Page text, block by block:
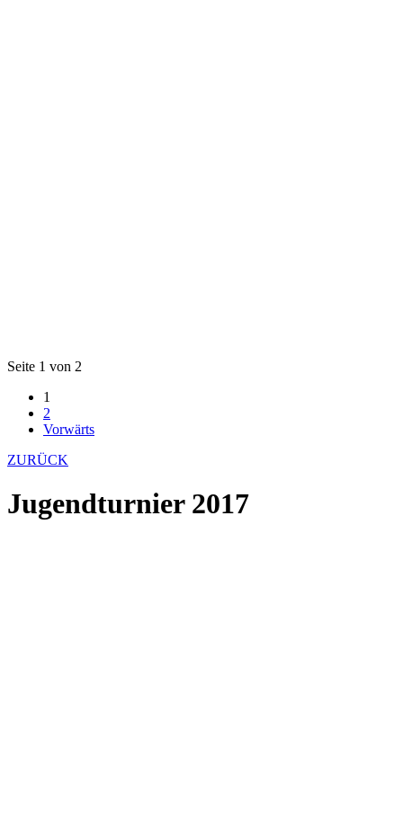
Seite 1 von 2
1
2
Vorwärts
ZURÜCK
Jugendturnier 2017